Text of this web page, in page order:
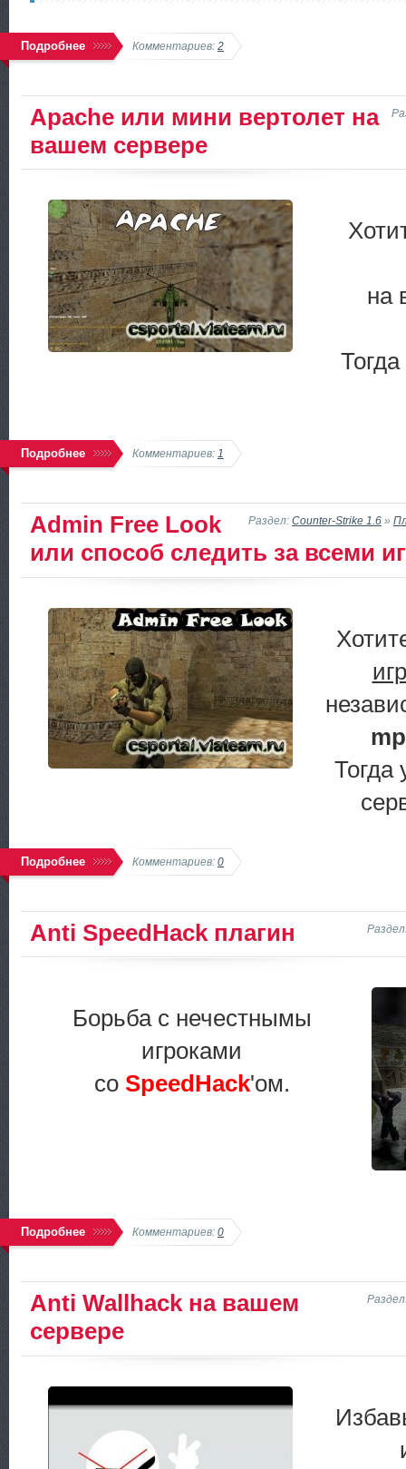
Подробнее Комментариев: 2
Apache или мини вертолет на
вашем сервере
на
Подробнее Комментариев: 1
Раздел: Counter-Strike 1.6 »
Admin Free Look
или способ следить за всеми
Тогда
Подробнее Комментариев: 0
Anti SpeedHack плагин
Борьба с нечестнымы
игроками
со SpeedHack'ом.
Подробнее Комментариев: 0
Anti Wallhack на вашем
сервере